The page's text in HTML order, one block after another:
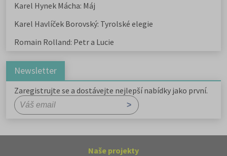
Karel Hynek Mácha: Máj
Karel Havlíček Borovský: Tyrolské elegie
Romain Rolland: Petr a Lucie
Newsletter
Zaregistrujte se a dostávejte nejlepší nabídky jako první.
Naše projekty